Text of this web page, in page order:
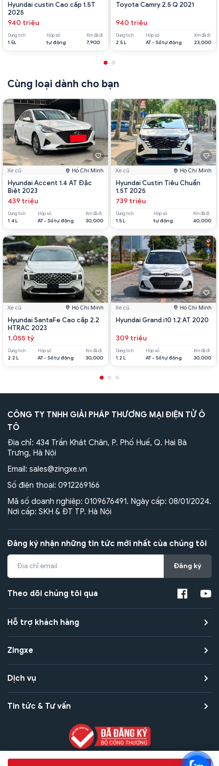
Hyundai custin Cao cấp 1.5T
2025
940 triệu
Dung tích
1.5L
Hộp số
tự động
Km đã đi
7,900
Toyota Camry 2.5 Q 2021
940 triệu
Dung tích
2.5 L
Hộp số
AT - Số tự động
Km đã đi
23,000
Cùng loại dành cho bạn
Xe cũ Hồ Chí Minh
Hyundai Accent 1.4 AT Đặc
Biệt 2023
439 triệu
Dung tích
1.4 L
Hộp số
AT - Số tự động
Km đã đi
30,000
Xe cũ Hồ Chí Minh
Hyundai SantaFe Cao cấp 2.2
HTRAC 2023
1.055 tỷ
Dung tích
2.2 L
Hộp số
AT - Số tự động
Km đã đi
30,000
Xe cũ Hồ Chí Minh
Hyundai Custin Tiêu Chuẩn
1.5T 2025
739 triệu
Dung tích
1.5 L
Hộp số
tự động
Km đã đi
40,000
Xe cũ Hồ Chí Minh
Hyundai Grand i10 1.2 AT 2020
309 triệu
Dung tích
1.2 L
Hộp số
AT - Số tự động
Km đã đi
30,000
CÔNG TY TNHH GIẢI PHÁP THƯƠNG MẠI ĐIỆN TỬ Ô
TÔ
Địa chỉ: 434 Trần Khát Chân, P. Phố Huế, Q. Hai Bà
Trưng, Hà Nội
Email: sales@zingxe.vn
Số điện thoại: 0912269166
Mã số doanh nghiệp: 0109676491. Ngày cấp: 08/01/2024.
Nơi cấp: SKH & ĐT TP. Hà Nội
Đăng ký nhận những tin tức mới nhất của chúng tôi
Đăng ký
Theo dõi chúng tôi qua
Hỗ trợ khách hàng
Zingxe
Dịch vụ
Tin tức & Tư vấn